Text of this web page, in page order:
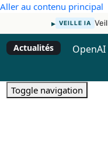
Aller au contenu principal
▸ VEILLE IA
Actualités
Toggle navigation